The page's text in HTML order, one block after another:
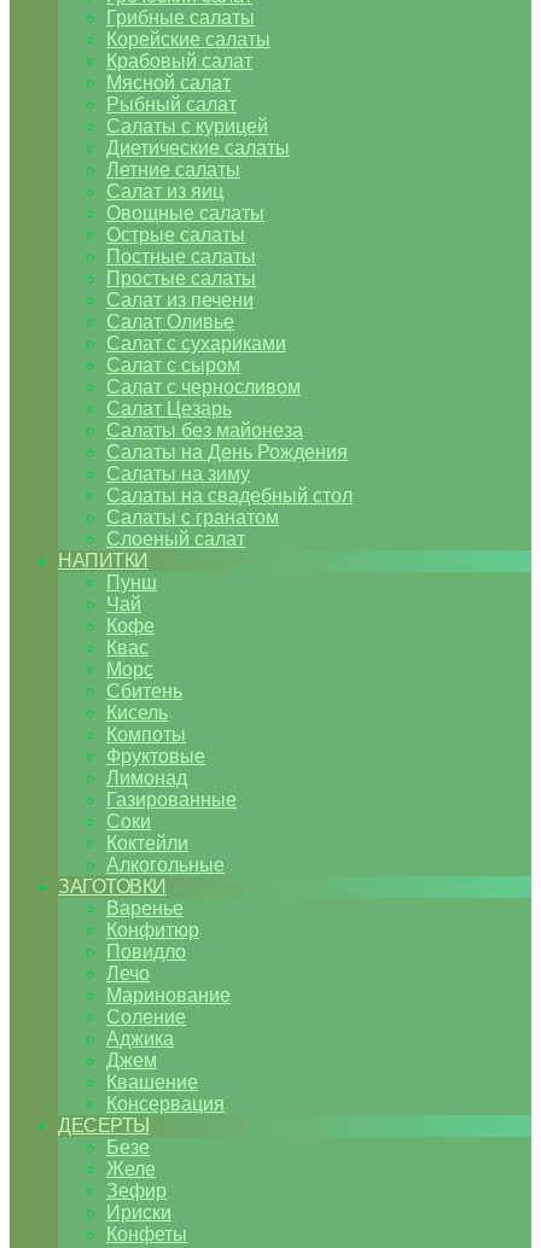
Грибные салаты
Корейские салаты
Крабовый салат
Мясной салат
Рыбный салат
Салаты с курицей
Диетические салаты
Летние салаты
Салат из яиц
Овощные салаты
Острые салаты
Постные салаты
Простые салаты
Салат из печени
Салат Оливье
Салат с сухариками
Салат с сыром
Салат с черносливом
Салат Цезарь
Салаты без майонеза
Салаты на День Рождения
Салаты на зиму
Салаты на свадебный стол
Салаты с гранатом
Слоеный салат
НАПИТКИ
Пунш
Чай
Кофе
Квас
Морс
Сбитень
Кисель
Компоты
Фруктовые
Лимонад
Газированные
Соки
Коктейли
Алкогольные
ЗАГОТОВКИ
Варенье
Конфитюр
Повидло
Лечо
Маринование
Соление
Аджика
Джем
Квашение
Консервация
ДЕСЕРТЫ
Безе
Желе
Зефир
Ириски
Конфеты